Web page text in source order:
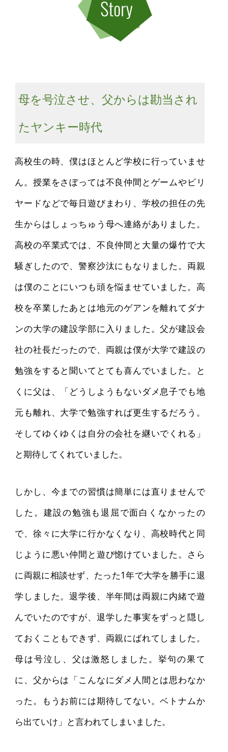
母を号泣させ、父からは勘当され
たヤンキー時代
高校生の時、僕はほとんど学校に行っていませ
ん。授業をさぼっては不良仲間とゲームやビリ
ヤードなどで毎日遊びまわり、学校の担任の先
生からはしょっちゅう母へ連絡がありました。
高校の卒業式では、不良仲間と大量の爆竹で大
騒ぎしたので、警察沙汰にもなりました。両親
は僕のことにいつも頭を悩ませていました。高
校を卒業したあとは地元のゲアンを離れてダナ
ンの大学の建設学部に入りました。父が建設会
社の社長だったので、両親は僕が大学で建設の
勉強をすると聞いてとても喜んでいました。と
くに父は、「どうしようもないダメ息子でも地
元も離れ、大学で勉強すれば更生するだろう。
そしてゆくゆくは自分の会社を継いでくれる」
と期待してくれていました。
しかし、今までの習慣は簡単には直りませんで
した。建設の勉強も退屈で面白くなかったの
で、徐々に大学に行かなくなり、高校時代と同
じように悪い仲間と遊び惚けていました。さら
に両親に相談せず、たった1年で大学を勝手に退
学しました。退学後、半年間は両親に内緒で遊
んでいたのですが、退学した事実をずっと隠し
ておくこともできず、両親にばれてしました。
母は号泣し、父は激怒しました。挙句の果て
に、父からは「こんなにダメ人間とは思わなか
った。もうお前には期待してない。ベトナムか
ら出ていけ」と言われてしまいました。